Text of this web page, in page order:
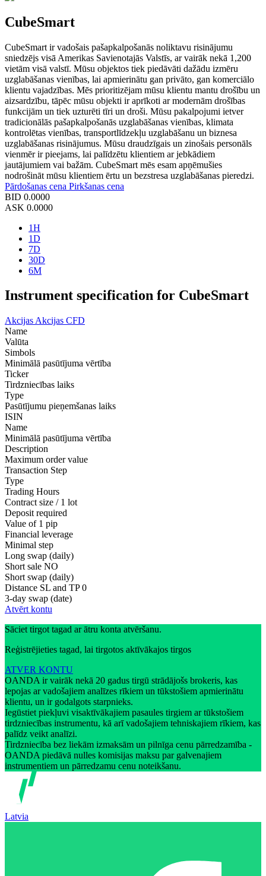
CubeSmart
CubeSmart ir vadošais pašapkalpošanās noliktavu risinājumu
sniedzējs visā Amerikas Savienotajās Valstīs, ar vairāk nekā 1,200
vietām visā valstī. Mūsu objektos tiek piedāvāti dažādu izmēru
uzglabāšanas vienības, lai apmierinātu gan privāto, gan komerciālo
klientu vajadzības. Mēs prioritizējam mūsu klientu mantu drošību un
aizsardzību, tāpēc mūsu objekti ir aprīkoti ar modernām drošības
funkcijām un tiek uzturēti tīri un droši. Mūsu pakalpojumi ietver
tradicionālās pašapkalpošanās uzglabāšanas vienības, klimata
kontrolētas vienības, transportlīdzekļu uzglabāšanu un biznesa
uzglabāšanas risinājumus. Mūsu draudzīgais un zinošais personāls
vienmēr ir pieejams, lai palīdzētu klientiem ar jebkādiem
jautājumiem vai bažām. CubeSmart mēs esam apņēmušies
nodrošināt mūsu klientiem ērtu un bezstresa uzglabāšanas pieredzi.
Pārdošanas cena Pirkšanas cena
BID 0.0000
ASK 0.0000
1H
1D
7D
30D
6M
Instrument specification for CubeSmart
Akcijas Akcijas CFD
Name
Valūta
Simbols
Minimālā pasūtījuma vērtība
Ticker
Tirdzniecības laiks
Type
Pasūtījumu pieņemšanas laiks
ISIN
Name
Minimālā pasūtījuma vērtība
Description
Maximum order value
Transaction Step
Type
Trading Hours
Contract size / 1 lot
Deposit required
Value of 1 pip
Financial leverage
Minimal step
Long swap (daily)
Short sale NO
Short swap (daily)
Distance SL and TP 0
3-day swap (date)
Atvērt kontu
Sāciet tirgot tagad ar ātru konta atvēršanu.
Reģistrējieties tagad, lai tirgotos aktīvākajos tirgos
ATVER KONTU
OANDA ir vairāk nekā 20 gadus tirgū strādājošs brokeris, kas
lepojas ar vadošajiem analīzes rīkiem un tūkstošiem apmierinātu
klientu, un ir godalgots starpnieks.
Iegūstiet piekļuvi visaktīvākajiem pasaules tirgiem ar tūkstošiem
tirdzniecības instrumentu, kā arī vadošajiem tehniskajiem rīkiem, kas
palīdz veikt analīzi.
Tirdzniecība bez liekām izmaksām un pilnīga cenu pārredzamība -
OANDA piedāvā nulles komisijas maksu par galvenajiem
instrumentiem un pārredzamu cenu noteikšanu.
Latvia